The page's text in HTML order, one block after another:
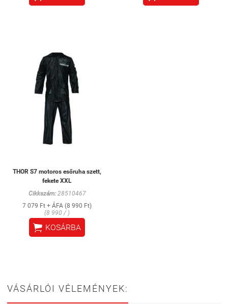
THOR S7 motoros esőruha szett,
fekete XXL
Cikkszám:28510467
7 079 Ft + ÁFA (8 990 Ft)
(8 990 / )
 KOSÁRBA
VÁSÁRLÓI VÉLEMÉNYEK: